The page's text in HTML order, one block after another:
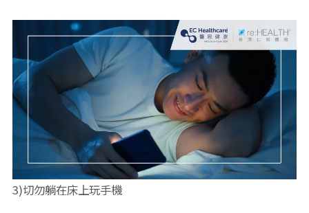
3)切勿躺在床上玩手機